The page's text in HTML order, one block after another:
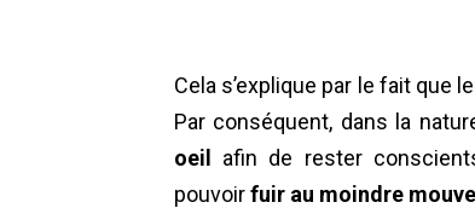
Cela s’explique par le fait que
Par conséquent, dans la
oeil afin de rester
pouvoirfuir au moindre